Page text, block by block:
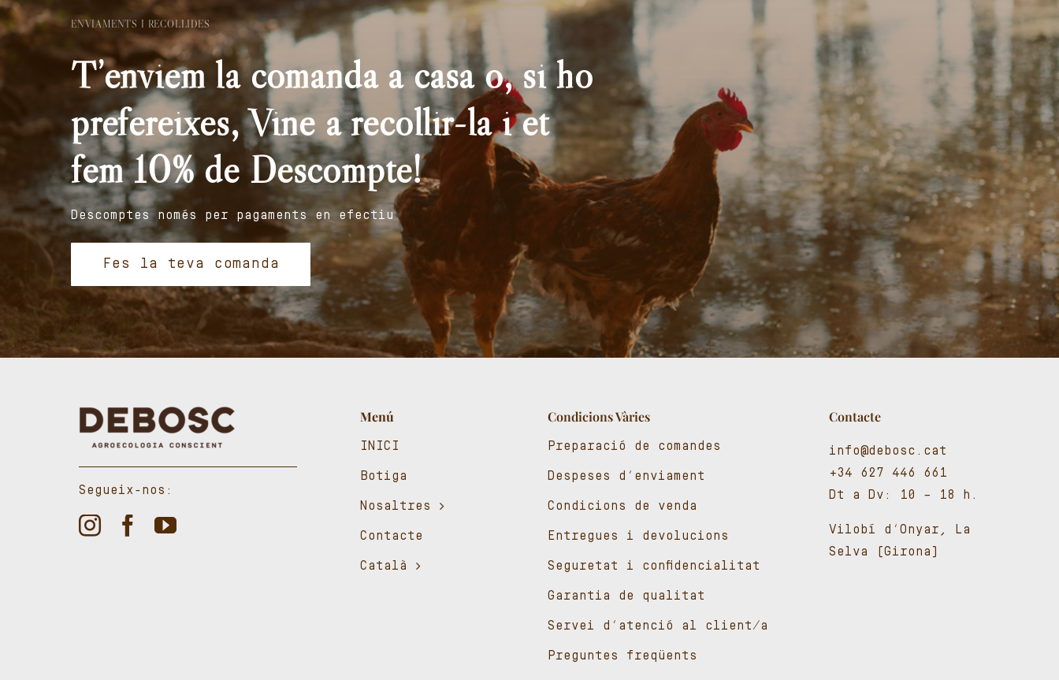
ENVIAMENTS I RECOLLIDES
T’enviem la comanda a casa o, si ho
prefereixes, Vine a recollir-la i et
fem 10% de Descompte!
Descomptes només per pagaments en efectiu
Fes la teva comanda
Segueix-nos:
Menú
INICI
Botiga
Nosaltres
Contacte
Català
Condicions Vàries
Preparació de comandes
Despeses d’enviament
Condicions de venda
Entregues i devolucions
Seguretat i confidencialitat
Garantia de qualitat
Servei d’atenció al client/a
Preguntes freqüents
Contacte
info@debosc.cat
+34 627 446 661
Dt a Dv: 10 – 18 h.
Vilobí d’Onyar, La
Selva (Girona)